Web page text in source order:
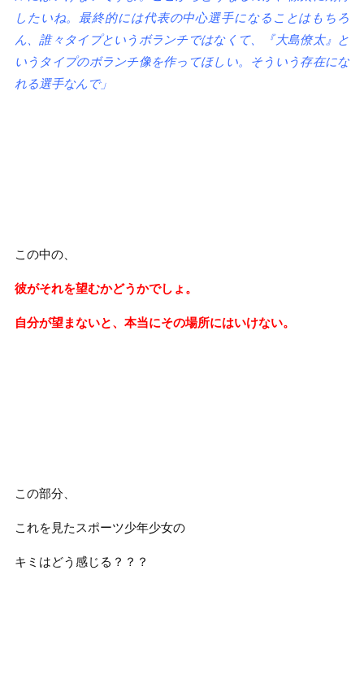
したいね。最終的には代表の中心選手になることはもちろ
ん、誰々タイプというボランチではなくて、『大島僚太』と
いうタイプのボランチ像を作ってほしい。そういう存在にな
れる選手なんで」
この中の、
彼がそれを望むかどうかでしょ。
自分が望まないと、本当にその場所にはいけない。
この部分、
これを見たスポーツ少年少女の
キミはどう感じる？？？